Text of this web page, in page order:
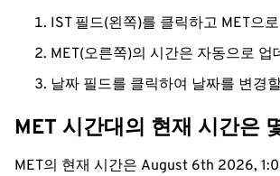
IST 필드(왼쪽)를 클릭하고 MET으
MET(오른쪽)의 시간은 자동으로 업
날짜 필드를 클릭하여 날짜를 변경
MET 시간대의 현재 시간은
MET의 현재 시간은 August 6th 2026,